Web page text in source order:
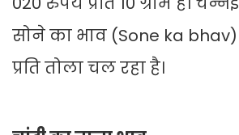
सोने का भाव (Sone ka
प्रति तोला चल रहा है।